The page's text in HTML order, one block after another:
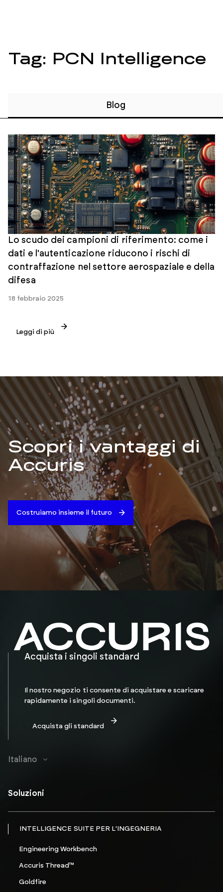
Tag: PCN Intelligence
Blog
Lo scudo dei campioni di riferimento: come i
dati e l'autenticazione riducono i rischi di
contraffazione nel settore aerospaziale e della
difesa
18 febbraio 2025
Leggi di più
Scopri i vantaggi di
Accuris
Costruiamo insieme il futuro
Acquista i singoli standard
Il nostro negozio ti consente di acquistare e scaricare
rapidamente i singoli documenti.
Acquista gli standard
Italiano
Soluzioni
INTELLIGENCE SUITE PER L'INGEGNERIA
Engineering Workbench
Accuris Thread™
Goldfire